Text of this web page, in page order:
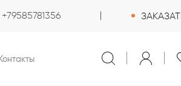
+79585781356